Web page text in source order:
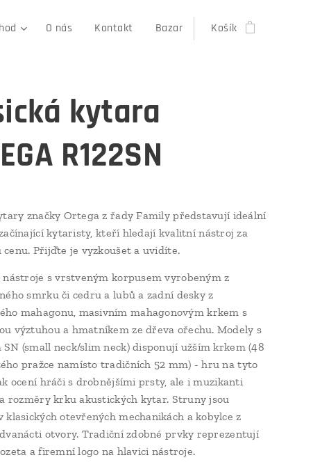
O nás Kontakt Bazar Košík
kytara
R122SN
značky Ortega z řady Family představují ideální
kytaristy, kteří hledají kvalitní nástroj za
cenu. Přijďte je vyzkoušet a uvidíte.
nástroje s vrstveným korpusem vyrobeným z
smrku či cedru a lubů a zadní desky z
mahagonu, masivním mahagonovým krkem s
výztuhou a hmatníkem ze dřeva ořechu. Modely s
SN (small neck/slim neck) disponují užším krkem (48
pražce namísto tradičních 52 mm) - hru na tyto
ocení hráči s drobnějšími prsty, ale i muzikanti
rozměry krku akustických kytar. Struny jsou
klasických otevřených mechanikách a kobylce z
otvory. Tradiční zdobné prvky reprezentují
a firemní logo na hlavici nástroje.